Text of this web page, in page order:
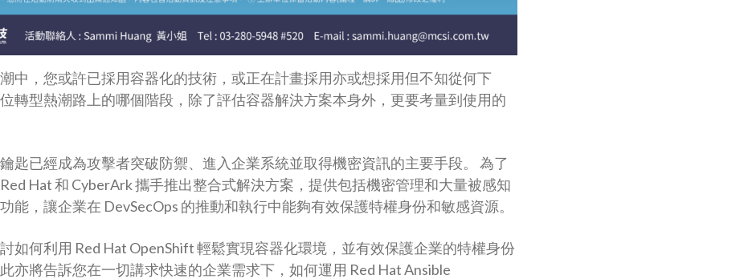
中，您或許已採用容器化的技術，或正在計畫採用亦或想採用但不知從何下
轉型熱潮路上的哪個階段，除了評估容器解決方案本身外，更要考量到使用的
匙已經成為攻擊者突破防禦、進入企業系統並取得機密資訊的主要手段。 為了
Hat 和 CyberArk 攜手推出整合式解決方案，提供包括機密管理和大量被感知
能，讓企業在 DevSecOps 的推動和執行中能夠有效保護特權身份和敏感資源。
如何利用 Red Hat OpenShift 輕鬆實現容器化環境，並有效保護企業的特權身份
亦將告訴您在一切講求快速的企業需求下，如何運用 Red Hat Ansible